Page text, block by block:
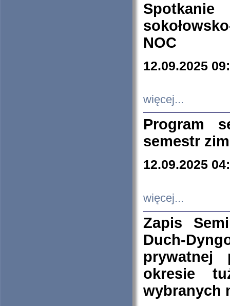
NOC
12.09.2025
więcej...
Program
semestr
12.09.2025
więcej...
Zapis
Duch-
prywatnej
okresie
wybranych